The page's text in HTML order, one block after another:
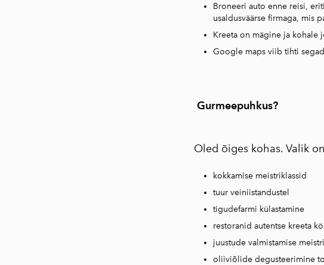
Broneeri auto enne reisi,
usaldusväärse firmaga, mis
Kreeta on mägine ja kohale
Google maps viib tihti
Gurmeepuhkus?
Oled õiges kohas. Valik
kokkamise meistriklassid
tuur veiniistandustel
tigudefarmi külastamine
restoranid autentse kreeta
juustude valmistamise
oliiviõlide degusteerimine